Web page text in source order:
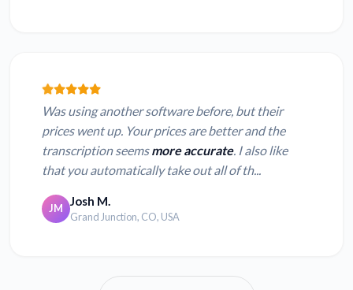
Was using another software before, but their
prices went up. Your prices are better and the
transcription seemsmore accurate. I also like
that you automatically take out all of th...
JM Josh M.
Grand Junction, CO, USA